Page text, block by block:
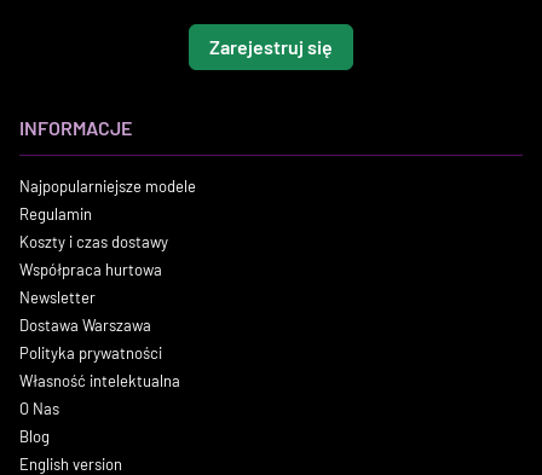
Zarejestruj się
INFORMACJE
Najpopularniejsze modele
Regulamin
Koszty i czas dostawy
Współpraca hurtowa
Newsletter
Dostawa Warszawa
Polityka prywatności
Własność intelektualna
O Nas
Blog
English version